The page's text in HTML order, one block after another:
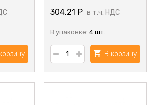
304,21 Р в т.ч. НДС
В упаковке: 4 шт.
В корзину